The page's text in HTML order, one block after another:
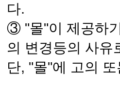
다.
③ "몰"이 제공하
의 변경등의 사유
단, "몰"에 고의